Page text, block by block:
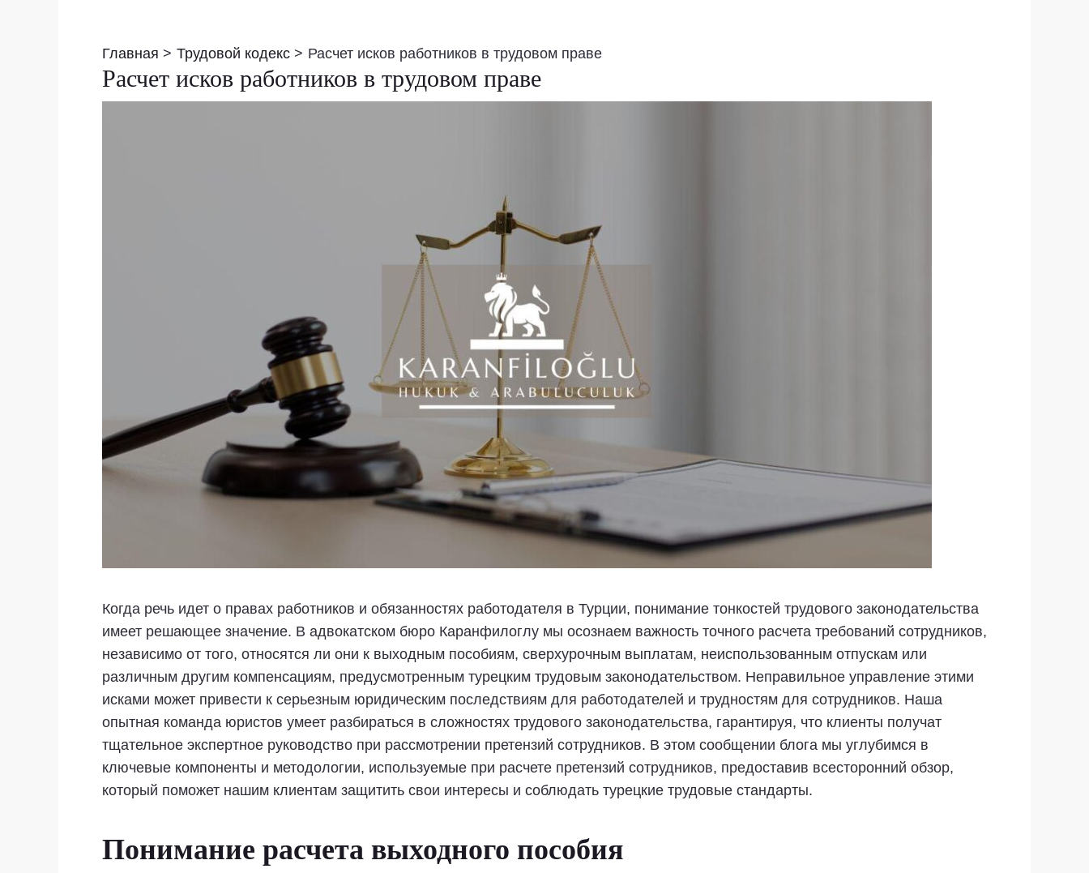
Главная Трудовой кодекс Расчет исков работников в трудовом праве
Расчет исков работников в трудовом праве
Когда речь идет о правах работников и обязанностях работодателя в Турции, понимание тонкостей трудового законодательства
имеет решающее значение. В адвокатском бюро Каранфилоглу мы осознаем важность точного расчета требований сотрудников,
независимо от того, относятся ли они к выходным пособиям, сверхурочным выплатам, неиспользованным отпускам или
различным другим компенсациям, предусмотренным турецким трудовым законодательством. Неправильное управление этими
исками может привести к серьезным юридическим последствиям для работодателей и трудностям для сотрудников. Наша
опытная команда юристов умеет разбираться в сложностях трудового законодательства, гарантируя, что клиенты получат
тщательное экспертное руководство при рассмотрении претензий сотрудников. В этом сообщении блога мы углубимся в
ключевые компоненты и методологии, используемые при расчете претензий сотрудников, предоставив всесторонний обзор,
который поможет нашим клиентам защитить свои интересы и соблюдать турецкие трудовые стандарты.
Понимание расчета выходного пособия
записям